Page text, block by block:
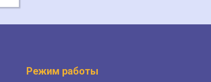
Режим работы